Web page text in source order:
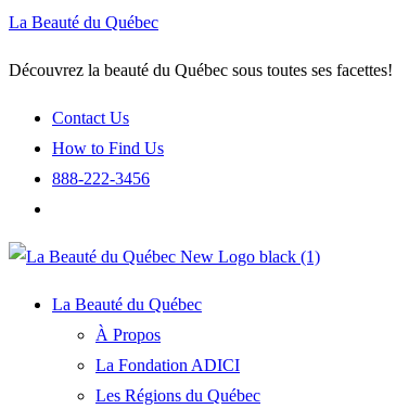
La Beauté du Québec
Découvrez la beauté du Québec sous toutes ses facettes!
Contact Us
How to Find Us
888-222-3456
La Beauté du Québec
À Propos
La Fondation ADICI
Les Régions du Québec